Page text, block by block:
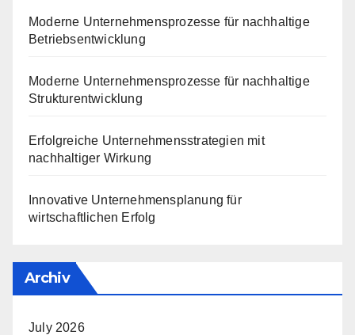
Moderne Unternehmensprozesse für nachhaltige
Betriebsentwicklung
Moderne Unternehmensprozesse für nachhaltige
Strukturentwicklung
Erfolgreiche Unternehmensstrategien mit
nachhaltiger Wirkung
Innovative Unternehmensplanung für
wirtschaftlichen Erfolg
Archiv
July 2026